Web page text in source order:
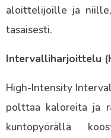
aloittelijoille ja
tasaisesti.
Intervalliharjoittelu
High-Intensity
polttaa kaloreita ja
kuntopyörällä